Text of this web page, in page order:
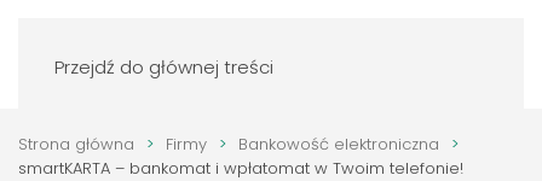
Przejdź do głównej treści
Strona główna Firmy
Bankowość elektroniczna
smartKARTA – bankomat i wpłatomat w Twoim telefonie!